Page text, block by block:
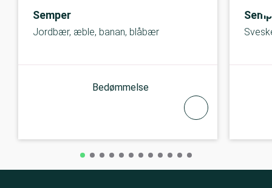
Semper
Jordbær, æble, banan, blåbær
Bedømmelse